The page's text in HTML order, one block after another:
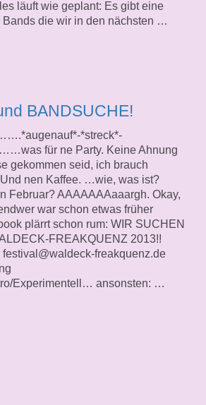
läuft wie geplant: Es gibt eine
Bands die wir in den nächsten …
BANDSUCHE!
*streck*-
für ne Party. Keine Ahnung
gekommen seid, ich brauch
nen Kaffee. …wie, was ist?
Februar? AAAAAAAaaargh. Okay,
war schon etwas früher
plärrt schon rum: WIR SUCHEN
FREAKQUENZ 2013!!
freakquenz.de
Experimentell… ansonsten: …